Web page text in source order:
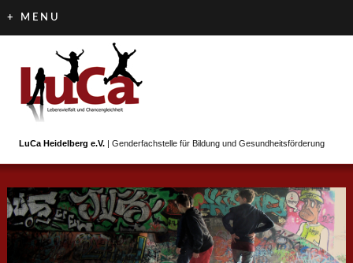
+ MENU
LuCa Heidelberg e.V. | Genderfachstelle für Bildung und Gesundheitsförderung